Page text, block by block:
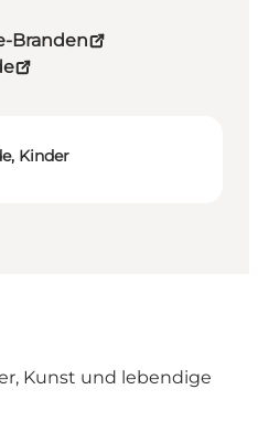
Branden
Kinder
Kunst und lebendige